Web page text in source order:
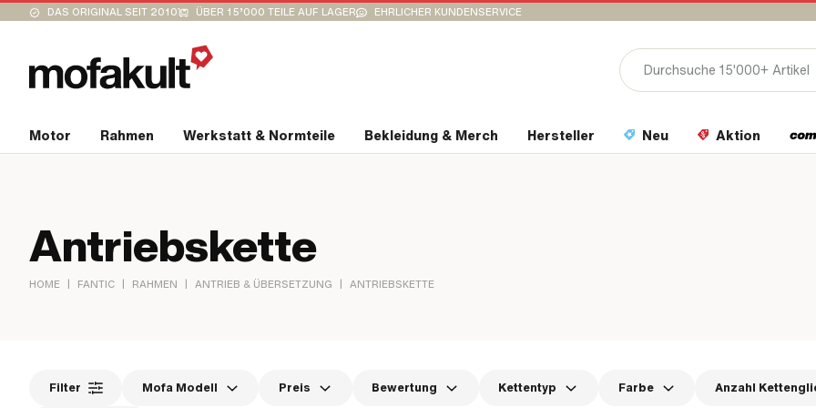
DAS ORIGINAL SEIT 2010 ÜBER 15’000 TEILE AUF LAGER EHRLICHER KUNDENSERVICE
Motor Rahmen Werkstatt & Normteile Bekleidung & Merch Hersteller Neu Aktion
Antriebskette
HOME | FANTIC | RAHMEN | ANTRIEB & ÜBERSETZUNG | ANTRIEBSKETTE
Filter Mofa Modell Preis Bewertung Kettentyp Farbe Anzahl